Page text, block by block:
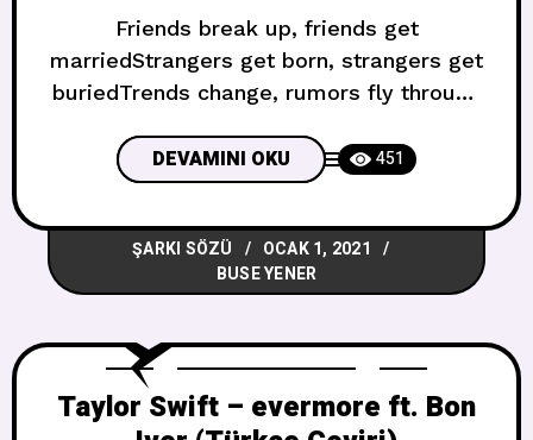
Friends break up, friends get
marriedStrangers get born, strangers get
buriedTrends change, rumors fly through
meMatches burn after the otherPages
turn and stick to each otherWages
earned and lessons learnedBut I’m right
where you left me Arkadaşlar ayrılıyor,
evleniyorYabancılar doğuyor,
yeni gökyüzlerinde dolaşıp duruyorFakat
DEVAMINI OKU 451
ŞARKI SÖZÜ
OCAK 1, 2021
BUSE YENER
Taylor Swift – evermore ft. Bon